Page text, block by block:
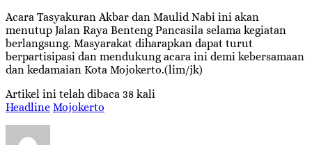
Acara Tasyakuran Akbar dan Maulid Nabi ini akan
menutup Jalan Raya Benteng Pancasila selama kegiatan
berlangsung. Masyarakat diharapkan dapat turut
berpartisipasi dan mendukung acara ini demi kebersamaan
dan kedamaian Kota Mojokerto.(lim/jk)
Artikel ini telah dibaca 38 kali
Headline Mojokerto